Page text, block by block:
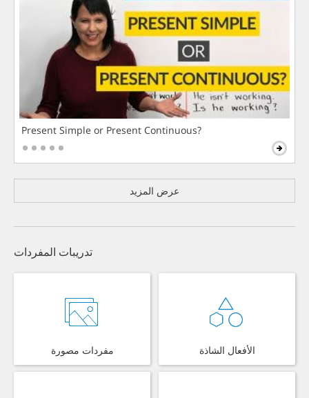
Present Simple or Present Continuous?
عرض المزيد
تدريبات المفردات
مفردات مصورة الأفعال الشاذة